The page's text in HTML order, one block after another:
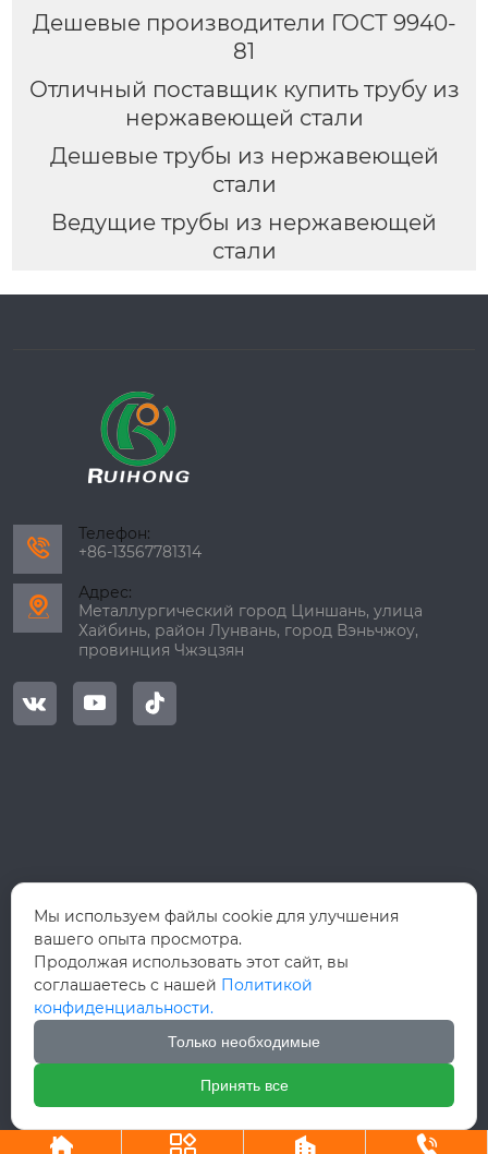
Дешевые производители ГОСТ 9940-
81
Отличный поставщик купить трубу из
нержавеющей стали
Дешевые трубы из нержавеющей
стали
Ведущие трубы из нержавеющей
стали

Телефон:
+86-13567781314

Адрес:
Металлургический город Циншань, улица
Хайбинь, район Лунвань, город Вэньчжоу,
провинция Чжэцзян
  
Авторское право©ООО Вэньчжоу Руй Хун Интернэшнл Трейд
   
Мы используем файлы cookie для улучшения
вашего опыта просмотра.
Продолжая использовать этот сайт, вы
соглашаетесь с нашей Политикой
конфиденциальности.
Только необходимые
Принять все